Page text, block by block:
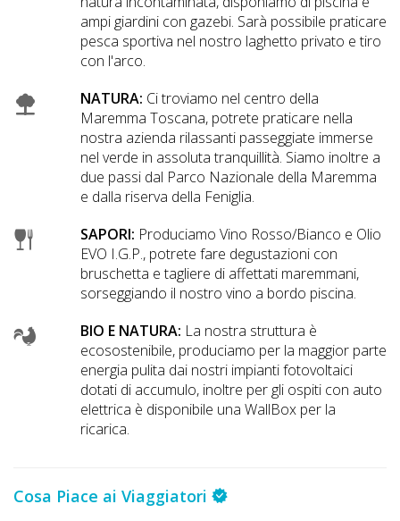
ampi giardini con gazebi. Sarà possibile praticare
pesca sportiva nel nostro laghetto privato e tiro
con l'arco.
NATURA: Ci troviamo nel centro della
Maremma Toscana, potrete praticare nella
nostra azienda rilassanti passeggiate immerse
nel verde in assoluta tranquillità. Siamo inoltre a
due passi dal Parco Nazionale della Maremma
e dalla riserva della Feniglia.
SAPORI: Produciamo Vino Rosso/Bianco e Olio
EVO I.G.P., potrete fare degustazioni con
bruschetta e tagliere di affettati maremmani,
sorseggiando il nostro vino a bordo piscina.
BIO E NATURA: La nostra struttura è
ecosostenibile, produciamo per la maggior parte
energia pulita dai nostri impianti fotovoltaici
dotati di accumulo, inoltre per gli ospiti con auto
elettrica è disponibile una WallBox per la
ricarica.
Cosa Piace ai Viaggiatori